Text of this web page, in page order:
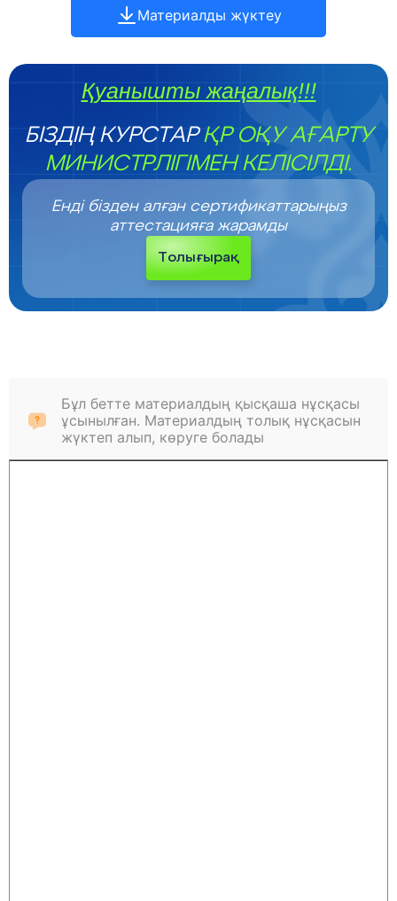
Материалды жүктеу
Қуанышты жаңалық!!!
БІЗДІҢ КУРСТАРҚР ОҚУ АҒАРТУ
МИНИСТРЛІГІМЕН КЕЛІСІЛДІ.
Енді бізден алған сертификаттарыңыз
аттестацияға жарамды
Толығырақ
Бұл бетте материалдың қысқаша нұсқасы
ұсынылған. Материалдың толық нұсқасын
жүктеп алып, көруге болады